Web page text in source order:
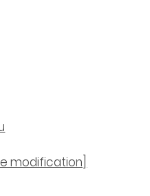
modification]